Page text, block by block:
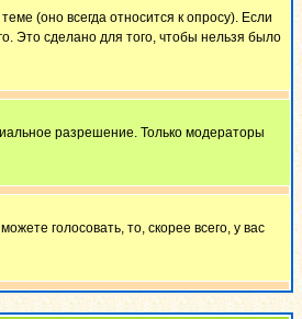
(оно всегда относится к опросу). Если
Это сделано для того, чтобы нельзя было
разрешение. Только модераторы
голосовать, то, скорее всего, у вас